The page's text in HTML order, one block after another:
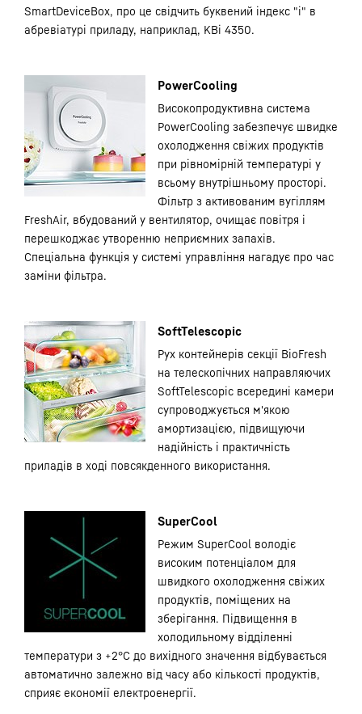
SmartDeviceBox, про це свідчить буквений індекс "i" в
абревіатурі приладу, наприклад, KBi 4350.
PowerCooling
Високопродуктивна система
PowerCooling забезпечує швидке
охолодження свіжих продуктів
при рівномірній температурі у
всьому внутрішньому просторі.
Фільтр з активованим вугіллям
FreshAir, вбудований у вентилятор, очищає повітря і
перешкоджає утворенню неприємних запахів.
Спеціальна функція у системі управління нагадує про час
заміни фільтра.
SoftTelescopic
Рух контейнерів секції BioFresh
на телескопічних направляючих
SoftTelescopic всередині камери
супроводжується м'якою
амортизацією, підвищуючи
надійність і практичність
приладів в ході повсякденного використання.
SuperCool
Режим SuperCool володіє
високим потенціалом для
швидкого охолодження свіжих
продуктів, поміщених на
зберігання. Підвищення в
холодильному відділенні
температури з +2°С до вихідного значення відбувається
автоматично залежно від часу або кількості продуктів,
сприяє економії електроенергії.